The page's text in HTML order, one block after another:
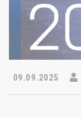
09.09.2025